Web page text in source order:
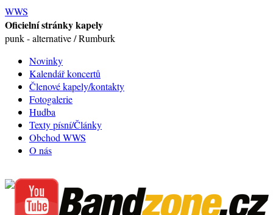
WWS
Oficielní stránky kapely
punk - alternative / Rumburk
Novinky
Kalendář koncertů
Členové kapely/kontakty
Fotogalerie
Hudba
Texty písní/Články
Obchod WWS
O nás